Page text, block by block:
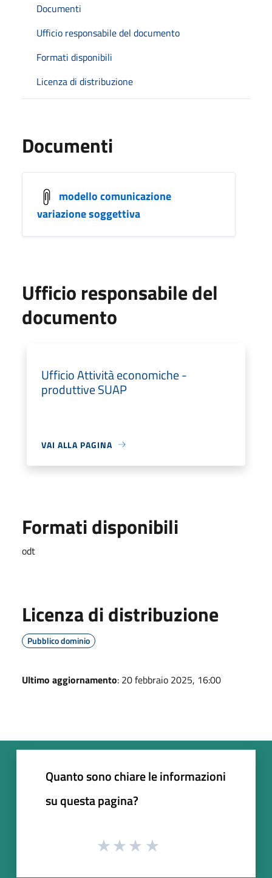
Documenti
Ufficio responsabile del documento
Formati disponibili
Licenza di distribuzione
Documenti
modello comunicazione
variazione soggettiva
Ufficio responsabile del
documento
Ufficio Attività economiche -
produttive SUAP
VAI ALLA PAGINA
Formati disponibili
odt
Licenza di distribuzione
Pubblico dominio
Ultimo aggiornamento: 20 febbraio 2025, 16:00
Quanto sono chiare le informazioni
su questa pagina?